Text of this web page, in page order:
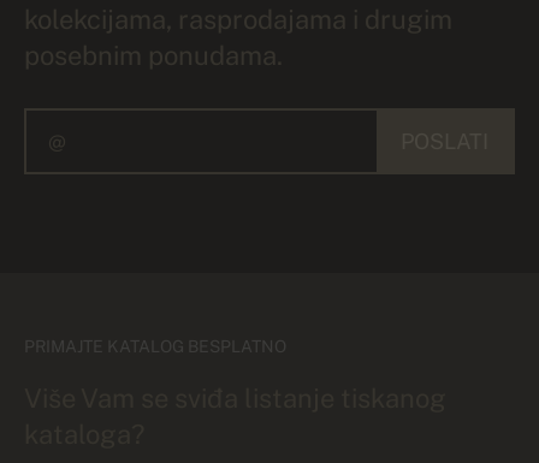
kolekcijama, rasprodajama i drugim
posebnim ponudama.
PRIMAJTE KATALOG BESPLATNO